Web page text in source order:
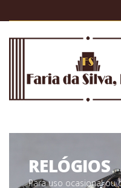
RELÓGIOS
Para uso ocasional ou